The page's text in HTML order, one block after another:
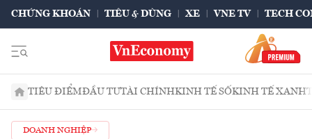
CHỨNG KHOÁN TIÊU & DÙNG XE VNE TV TECH
TIÊU ĐIỂMĐẦU TƯTÀI CHÍNHKINH TẾ SỐKINH TẾ XANH
DOANH NGHIỆP